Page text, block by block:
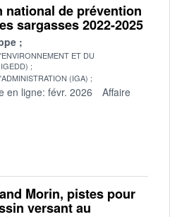
national de prévention
sargasses 2022-2025
ET DU
(IGA)
en ligne: févr. 2026
Affaire
Morin, pistes pour
versant au